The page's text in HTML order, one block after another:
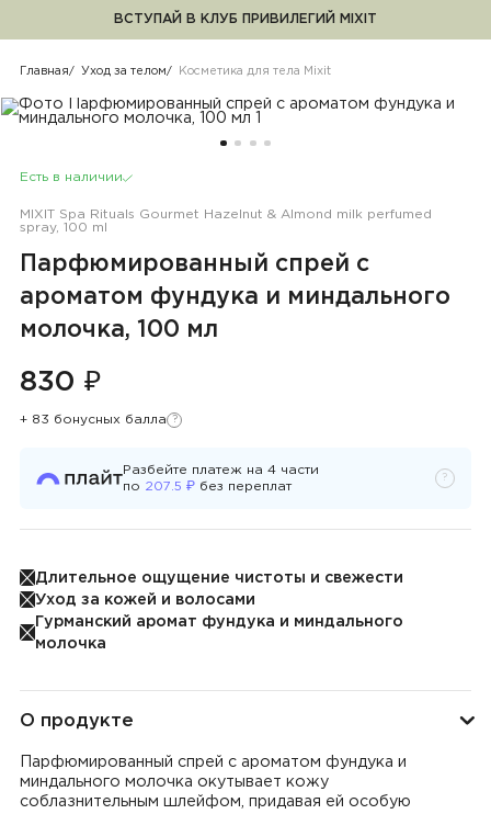
ВСТУПАЙ В КЛУБ ПРИВИЛЕГИЙ MIXIT
Главная Уход за телом Косметика для тела Mixit
MIXIT Spa Rituals Gourmet Hazelnut & Almond milk perfumed
spray, 100 ml
Есть в наличии
Парфюмированный спрей с
ароматом фундука и миндального
молочка, 100 мл
830 ₽
+ 83 бонусных балла Узнать подробности
?
Разбейте платеж на4 части
по 207.5₽ без переплат Узнать
?
Длительное ощущение чистоты и свежести
Уход за кожей и волосами
Гурманский аромат фундука и миндального
молочка
О продукте
Парфюмированный спрей с ароматом фундука и
миндального молочка окутывает кожу
соблазнительным шлейфом, придавая ей особую